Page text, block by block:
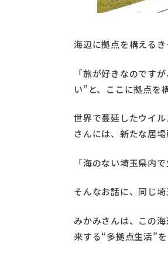
海辺に拠点を構える
「旅が好きなのです
い”と、ここに拠点を
世界で蔓延したウイ
さんには、新たな居
「海のない埼玉県内
そんなお話に、同じ
みかみさんは、この
来する“多拠点生活”を